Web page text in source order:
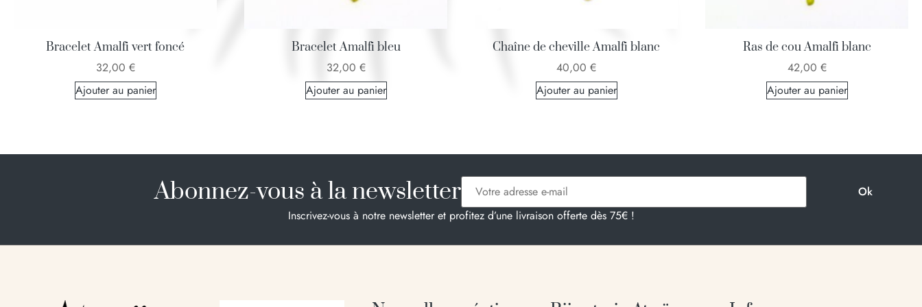
Bracelet Amalfi vert foncé
32,00 €
Ajouter au panier
Bracelet Amalfi bleu
32,00 €
Ajouter au panier
Chaîne de cheville Amalfi blanc
40,00 €
Ajouter au panier
Ras de cou Amalfi blanc
42,00 €
Ajouter au panier
Abonnez-vous à la newsletter
Inscrivez-vous à notre newsletter et profitez d’une livraison offerte dès 75€ !